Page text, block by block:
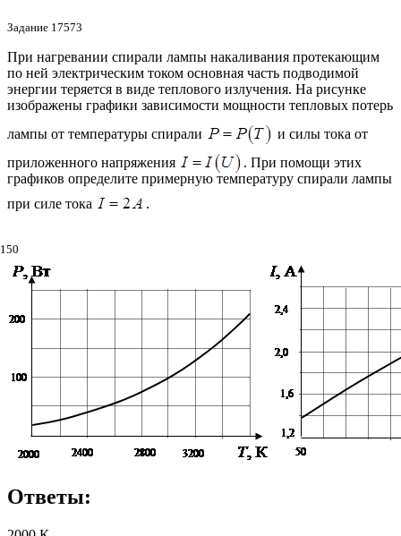
Задание 17573
При нагревании спирали лампы накаливания протекающим
по ней электрическим током основная часть подводимой
энергии теряется в виде теплового излучения. На рисунке
изображены графики зависимости мощности тепловых потерь
лампы от температуры спирали
и силы тока от
приложенного напряжения
. При помощи этих
графиков определите примерную температуру спирали лампы
при силе тока
.
150
Ответы: